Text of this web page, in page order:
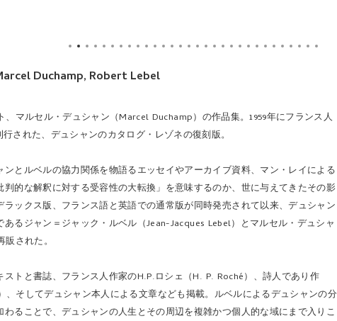
Duchamp, Robert Lebel
マルセル・デュシャン（Marcel Duchamp）の作品集。1959年にフランス人
された、デュシャンのカタログ・レゾネの復刻版。
とルベルの協力関係を物語るエッセイやアーカイブ資料、マン・レイによる
的な解釈に対する受容性の大転換」を意味するのか、世に与えてきたその影
ックス版、フランス語と英語での通常版が同時発売されて以来、デュシャン
るジャン＝ジャック・ルベル（Jean-Jacques Lebel）とマルセル・デュシャ
された。
トと書誌、フランス人作家のH.P.ロシェ（H. P. Roché）、詩人であり作
そしてデュシャン本人による文章なども掲載。ルベルによるデュシャンの分
ることで、デュシャンの人生とその周辺を複雑かつ個人的な域にまで入りこ